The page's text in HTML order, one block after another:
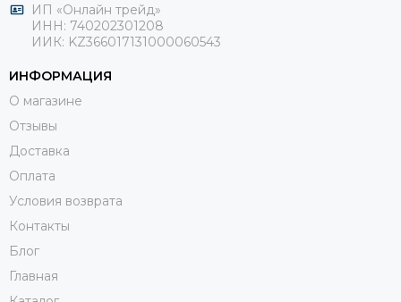
ИП «Онлайн трейд»
ИНН: 740202301208
ИИК: KZ366017131000060543
ИНФОРМАЦИЯ
О магазине
Отзывы
Доставка
Оплата
Условия возврата
Контакты
Блог
Главная